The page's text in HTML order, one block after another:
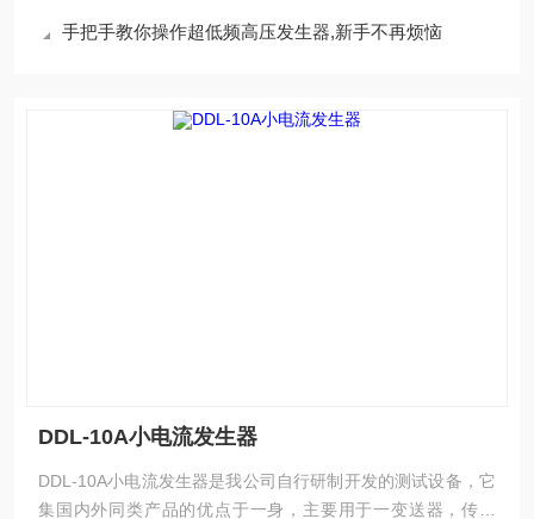
手把手教你操作超低频高压发生器,新手不再烦恼
DDL-10A小电流发生器
DDL-10A小电流发生器是我公司自行研制开发的测试设备，它
集国内外同类产品的优点于一身，主要用于一变送器，传感